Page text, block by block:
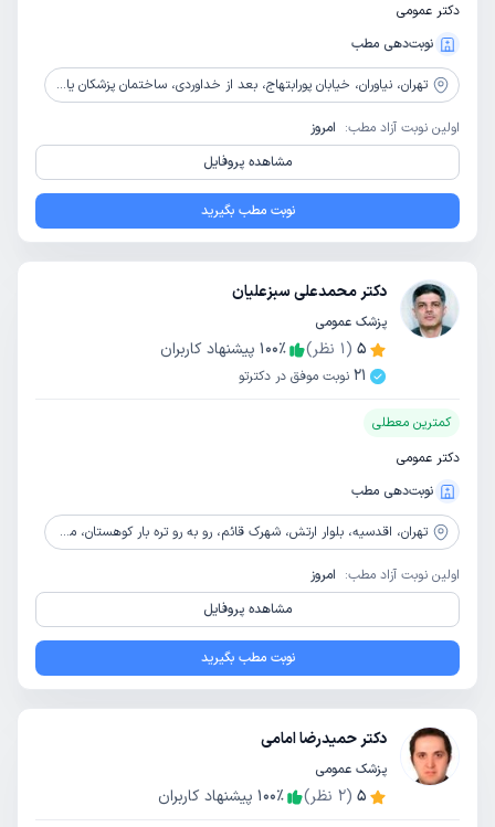
دکتر عمومی
نوبت‌دهی مطب
تهران، نیاوران، خیابان پورابتهاج، بعد از خداوردی، ساختمان پزشکان یاس، طبقه 5، واحد 504
اولین نوبت آزاد مطب: امروز
مشاهده پروفایل
نوبت مطب بگیرید
دکتر محمدعلی سبزعلیان
پزشک عمومی
5
(
1 نظر) 100٪
پیشنهاد کاربران
21 نوبت موفق در دکترتو
کمترین معطلی
دکتر عمومی
نوبت‌دهی مطب
تهران، اقدسیه، بلوار ارتش، شهرک قائم، رو به رو تره بار کوهستان، مجتمع الزهرا، طبقه 2
اولین نوبت آزاد مطب: امروز
مشاهده پروفایل
نوبت مطب بگیرید
دکتر حمیدرضا امامی
پزشک عمومی
5
(
2 نظر) 100٪ پیشنهاد کاربران